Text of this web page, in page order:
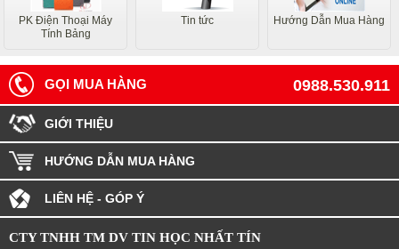
PK Điện Thoại Máy
Tính Bảng
Tin tức Hướng Dẫn Mua Hàng
0988.530.911
GỌI MUA HÀNG
GIỚI THIỆU
HƯỚNG DẪN MUA HÀNG
LIÊN HỆ - GÓP Ý
CTY TNHH TM DV TIN HỌC NHẤT TÍN